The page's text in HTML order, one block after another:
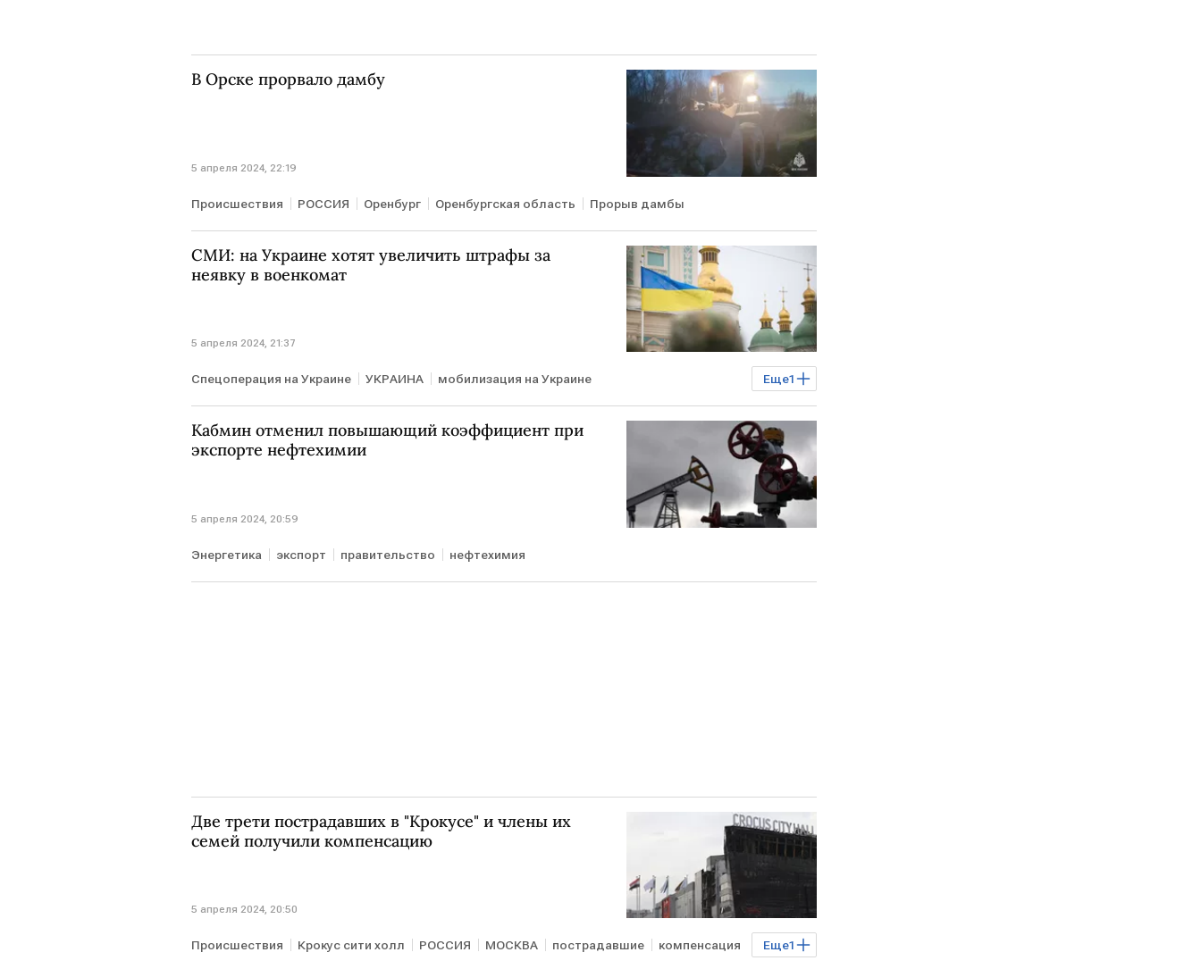
В Орске прорвало дамбу
5 апреля 2024, 22:19
Происшествия РОССИЯ Оренбург Оренбургская область Прорыв дамбы
СМИ: на Украине хотят увеличить штрафы за
неявку в военкомат
5 апреля 2024, 21:37
Еще1
Спецоперация на Украине УКРАИНА мобилизация на Украине
электронная повестка военкомат
Кабмин отменил повышающий коэффициент при
экспорте нефтехимии
5 апреля 2024, 20:59
Энергетика экспорт правительство нефтехимия
Две трети пострадавших в "Крокусе" и члены их
семей получили компенсацию
5 апреля 2024, 20:50
Еще1
Происшествия Крокус сити холл РОССИЯ МОСКВА пострадавшие компенсация